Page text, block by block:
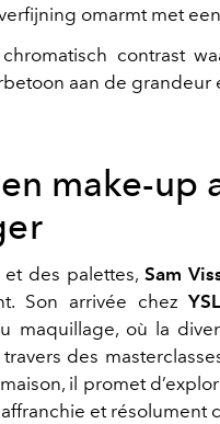
omarmt met
contrast
aan de grandeur
make-up
des palettes, Sam
Son arrivée chez
maquillage, où la
des
il promet
et résolument